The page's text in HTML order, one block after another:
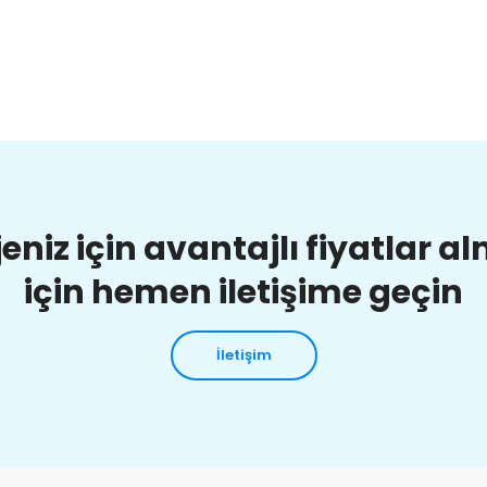
için avantajlı fiyatlar
için hemen iletişime geçin
İletişim